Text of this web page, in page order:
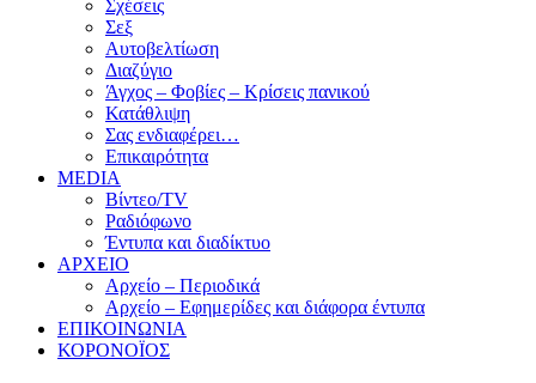
Σχέσεις
Σεξ
Αυτοβελτίωση
Διαζύγιο
Άγχος – Φοβίες – Κρίσεις πανικού
Κατάθλιψη
Σας ενδιαφέρει…
Επικαιρότητα
MEDIA
Βίντεο/TV
Ραδιόφωνο
Έντυπα και διαδίκτυο
ΑΡΧΕΙΟ
Αρχείο – Περιοδικά
Αρχείο – Εφημερίδες και διάφορα έντυπα
ΕΠΙΚΟΙΝΩΝΙΑ
ΚΟΡΟΝΟΪΟΣ